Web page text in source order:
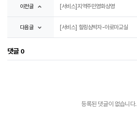
이전글 [서비스]지역주민영화상영
다음글 [서비스] 힐링삼박자-아로마교실
댓글 0
등록된 댓글이 없습니다.